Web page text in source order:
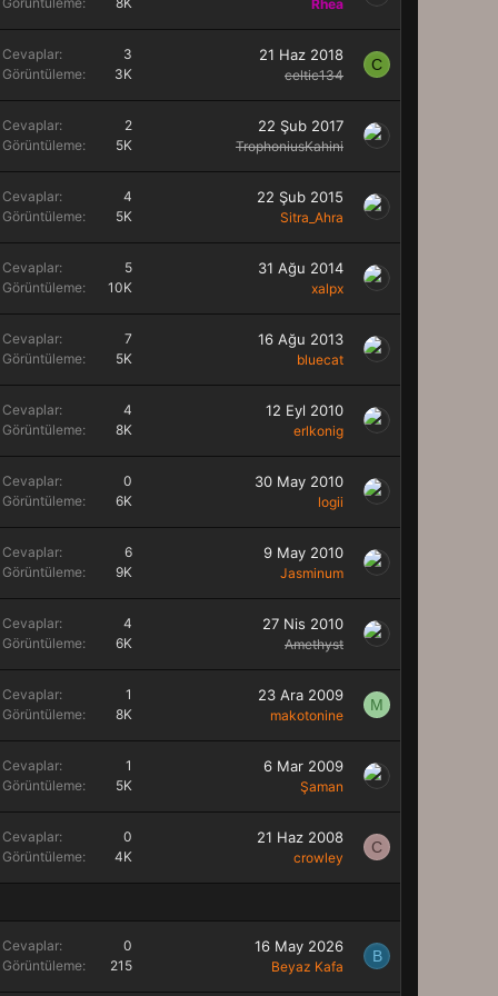
Rhea
Cevaplar
3
Görüntüleme
3K
21 Haz 2018
celtic134
C
Cevaplar
2
Görüntüleme
5K
22 Şub 2017
TrophoniusKahini
Cevaplar
4
Görüntüleme
5K
22 Şub 2015
Sitra_Ahra
Cevaplar
5
Görüntüleme
10K
31 Ağu 2014
xalpx
Cevaplar
7
Görüntüleme
5K
16 Ağu 2013
bluecat
Cevaplar
4
Görüntüleme
8K
12 Eyl 2010
erlkonig
Cevaplar
0
Görüntüleme
6K
30 May 2010
logii
Cevaplar
6
Görüntüleme
9K
9 May 2010
Jasminum
Cevaplar
4
Görüntüleme
6K
27 Nis 2010
Amethyst
Cevaplar
1
Görüntüleme
8K
23 Ara 2009
makotonine
M
Cevaplar
1
Görüntüleme
5K
6 Mar 2009
Şaman
Cevaplar
0
Görüntüleme
4K
21 Haz 2008
crowley
C
Cevaplar
0
Görüntüleme
215
16 May 2026
Beyaz Kafa
B